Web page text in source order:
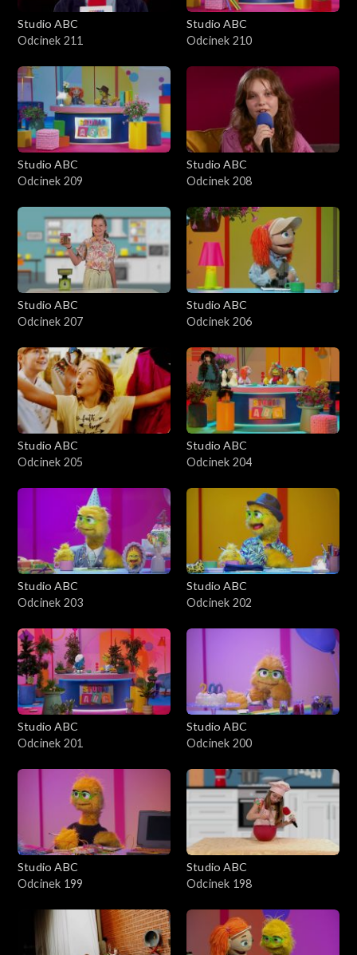
Studio ABC
Odcinek 211
Studio ABC
Odcinek 210
Studio ABC
Odcinek 209
Studio ABC
Odcinek 208
Studio ABC
Odcinek 207
Studio ABC
Odcinek 206
Studio ABC
Odcinek 205
Studio ABC
Odcinek 204
Studio ABC
Odcinek 203
Studio ABC
Odcinek 202
Studio ABC
Odcinek 201
Studio ABC
Odcinek 200
Studio ABC
Odcinek 199
Studio ABC
Odcinek 198